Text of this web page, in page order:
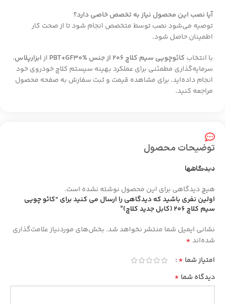
آیا نصب این محصول نیاز به تخصص خاصی دارد؟
توصیه می‌شود نصب توسط متخصص انجام شود تا از صحت کار
اطمینان حاصل شود.
با انتخاب کائوچویی سیم کلاچ 206 از جنس PBT+GF30% ازابزارپلاس،
سرمایه‌گذاری مطمئنی برای عملکرد بهینه سیستم کلاچ خودروی خود
انجام داده‌اید. برای مشاهده قیمت و ثبت سفارش به صفحه محصول
مراجعه کنید.
توضیحات محصول
دیدگاهها
هیچ دیدگاهی برای این محصول نوشته نشده است.
اولین نفری باشید که دیدگاهی را ارسال می کنید برای “کائو چویی
سیم کلاچ 206 (کابل جدید کلاچ)”
نشانی ایمیل شما منتشر نخواهد شد. بخش‌های موردنیاز علامت‌گذاری
شده‌اند*
امتیاز شما *
دیدگاه شما *